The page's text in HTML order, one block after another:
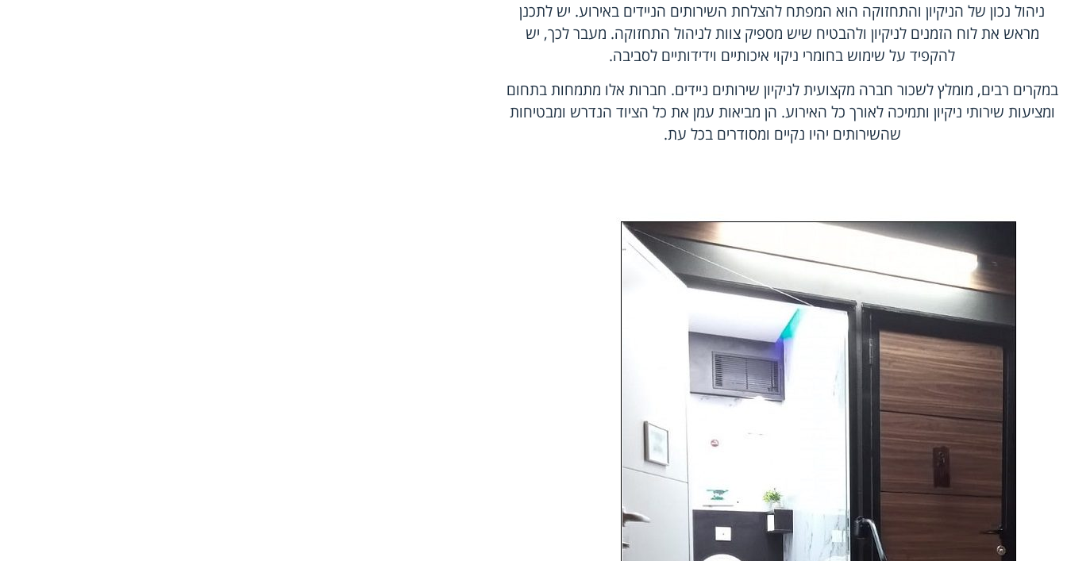
ניהול נכון של הניקיון והתחזוקה הוא המפתח להצלחת השירותים הניידים באירוע. יש לתכנן
מראש את לוח הזמנים לניקיון ולהבטיח שיש מספיק צוות לניהול התחזוקה. מעבר לכך, יש
להקפיד על שימוש בחומרי ניקוי איכותיים וידידותיים לסביבה.
במקרים רבים, מומלץ לשכור חברה מקצועית לניקיון שירותים ניידים. חברות אלו מתמחות בתחום
ומציעות שירותי ניקיון ותמיכה לאורך כל האירוע. הן מביאות עמן את כל הציוד הנדרש ומבטיחות
שהשירותים יהיו נקיים ומסודרים בכל עת.